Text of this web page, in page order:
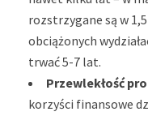
rozstrzygane są w
obciążonych
trwać 5-7 lat.
Przewlekłość
korzyści finansowe